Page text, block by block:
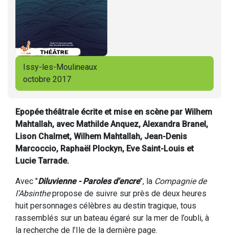
Issy-les-Moulineaux
octobre 2017
Epopée théâtrale écrite et mise en scène par Wilhem
Mahtallah, avec Mathilde Anquez, Alexandra Branel,
Lison Chalmet, Wilhem Mahtallah, Jean-Denis
Marcoccio, Raphaël Plockyn, Eve Saint-Louis et
Lucie Tarrade.
Avec "Diluvienne - Paroles d'encre", la Compagnie de
l’Absinthepropose de suivre sur près de deux heures
huit personnages célèbres au destin tragique, tous
rassemblés sur un bateau égaré sur la mer de l’oubli, à
la recherche de l’Ile de la dernière page.